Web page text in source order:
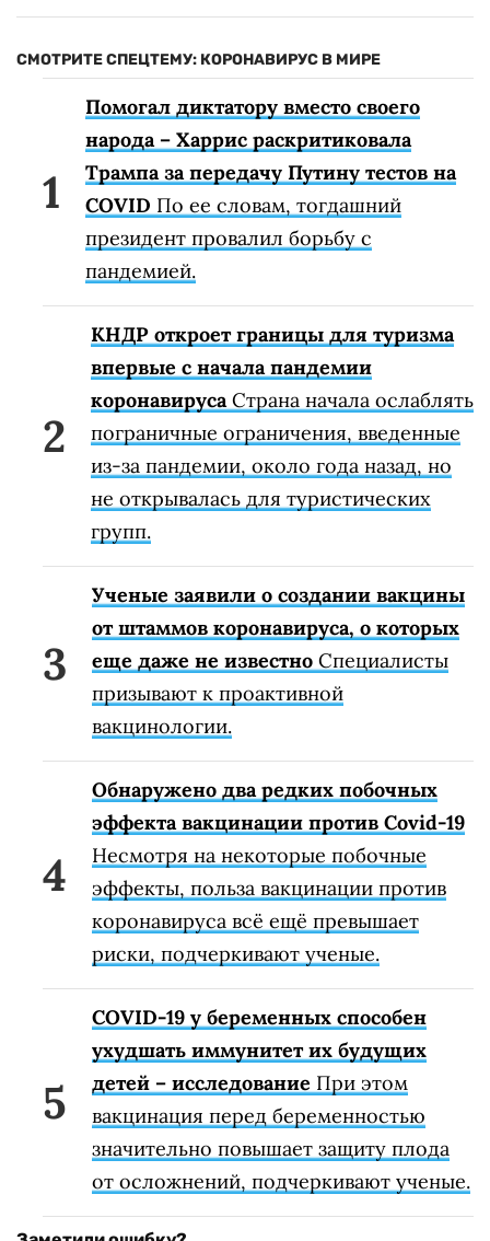
СМОТРИТЕ СПЕЦТЕМУ: КОРОНАВИРУС В МИРЕ
Помогал диктатору вместо своего
народа – Харрис раскритиковала
Трампа за передачу Путину тестов на
COVID По ее словам, тогдашний
президент провалил борьбу с
пандемией.
КНДР откроет границы для туризма
впервые с начала пандемии
коронавирусаСтрана начала ослаблять
пограничные ограничения, введенные
из-за пандемии, около года назад, но
не открывалась для туристических
групп.
Ученые заявили о создании вакцины
от штаммов коронавируса, о которых
еще даже не известно Специалисты
призывают к проактивной
вакцинологии.
Обнаружено два редких побочных
эффекта вакцинации против Covid-19
Несмотря на некоторые побочные
эффекты, польза вакцинации против
коронавируса всё ещё превышает
риски, подчеркивают ученые.
COVID-19 у беременных способен
ухудшать иммунитет их будущих
детей – исследование При этом
вакцинация перед беременностью
значительно повышает защиту плода
от осложнений, подчеркивают ученые.